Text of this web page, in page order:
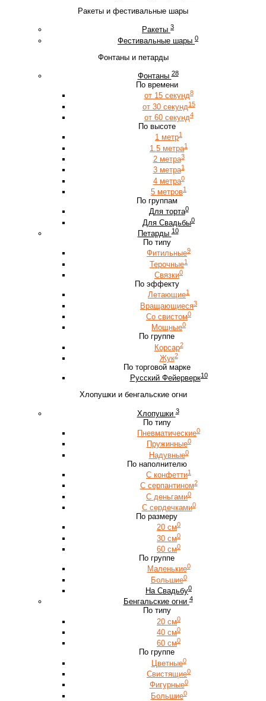
Ракеты и фестивальные шары
Ракеты 3
Фестивальные шары 0
Фонтаны и петарды
Фонтаны 28
По времени
от 15 секунд8
от 30 секунд15
от 60 секунд4
По высоте
1 метр1
1.5 метра1
2 метра3
3 метра1
4 метра0
5 метров1
По группам
Для торта0
Для Свадьбы0
Петарды 10
По типу
Фитильные9
Терочные1
Связки0
По эффекту
Летающие1
Вращающиеся3
Со свистом0
Мощные0
По группе
Корсар2
Жук2
По торговой марке
Русский Фейерверк10
Хлопушки и бенгальские огни
Хлопушки 3
По типу
Пневматические0
Пружинные0
Надувные0
По наполнителю
С конфетти1
С серпантином2
С деньгами0
С сердечками0
По размеру
20 см0
30 см0
60 см0
По группе
Маленькие0
Большие0
На Свадьбу0
Бенгальские огни 4
По типу
20 см0
40 см0
60 см0
По группе
Цветные0
Свистящие0
Фигурные0
Большие0